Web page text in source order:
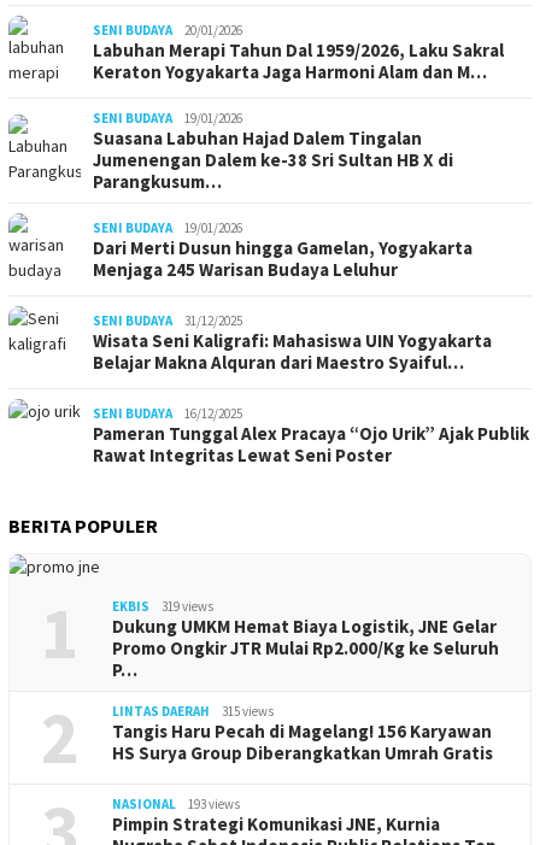
SENI BUDAYA 20/01/2026
Labuhan Merapi Tahun Dal 1959/2026, Laku Sakral
Keraton Yogyakarta Jaga Harmoni Alam dan M…
SENI BUDAYA 19/01/2026
Suasana Labuhan Hajad Dalem Tingalan
Jumenengan Dalem ke-38 Sri Sultan HB X di
Parangkusum…
SENI BUDAYA 19/01/2026
Dari Merti Dusun hingga Gamelan, Yogyakarta
Menjaga 245 Warisan Budaya Leluhur
SENI BUDAYA 31/12/2025
Wisata Seni Kaligrafi: Mahasiswa UIN Yogyakarta
Belajar Makna Alquran dari Maestro Syaiful…
SENI BUDAYA 16/12/2025
Pameran Tunggal Alex Pracaya “Ojo Urik” Ajak Publik
Rawat Integritas Lewat Seni Poster
BERITA POPULER
1 EKBIS 319 views
Dukung UMKM Hemat Biaya Logistik, JNE Gelar
Promo Ongkir JTR Mulai Rp2.000/Kg ke Seluruh
P…
2 LINTAS DAERAH 315 views
Tangis Haru Pecah di Magelang! 156 Karyawan
HS Surya Group Diberangkatkan Umrah Gratis
NASIONAL 193 views
Pimpin Strategi Komunikasi JNE, Kurnia